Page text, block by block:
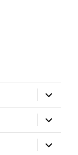
öffnen
öffnen
öffnen